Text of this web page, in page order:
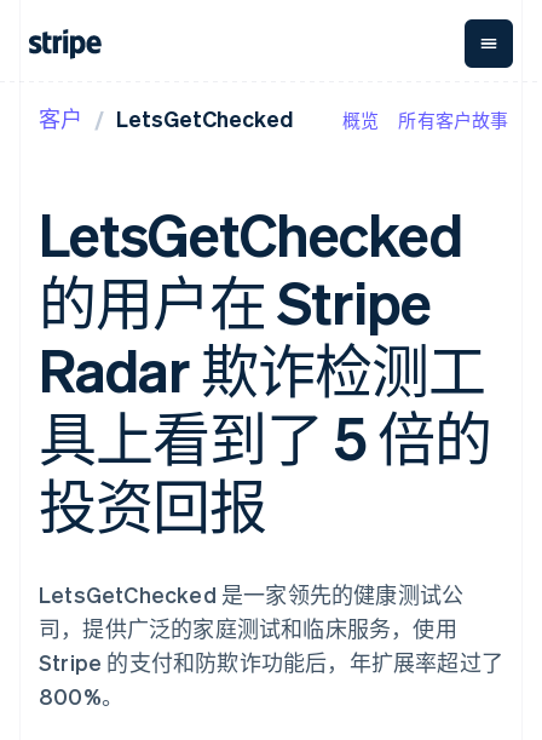
支付
Payment links
无代码支付
Checkout
预构建支付界
Elements
灵活的 UI 组件
Payment
methods
接入 125+ 种支
付方式
Authorization
Boost
Link
加速结账
营收
经常性收入
Metronome
按用量计费
Subscriptions
订阅管理
Invoicing
一次性或定期
账单
Tax
销售税和增值
税自动化
Revenue
Recognition
会计自动化
Data Pipeline
数据同步
资金管
Payouts
方打款
平台
按企业阶段
按应用场景
智能体商务
加密货币
电子商务
嵌入式金融
财务自动化
全球化企业
应用内支付
交易市场
资金管理
平台
按行业
文档
库与 SDK
Stripe Apps
接受线上付款
实施预置结账流程
构建平台或交易市场
管理订阅
提供按用量计费
发行稳定币支持的支付卡
通过智能体配置和管理服
务
资源
学习
指南
支持
获取支持
托管支持方案
专业服务
公司
招聘
资讯中心
Stripe Press
客户 LetsGetChecked 概览 所有客户故事
LetsGetChecked
的用户在 Stripe
Radar 欺诈检测工
具上看到了 5 倍的
投资回报
LetsGetChecked 是一家领先的健康测试公
司，提供广泛的家庭测试和临床服务，使用
Stripe 的支付和防欺诈功能后，年扩展率超过了
800%。